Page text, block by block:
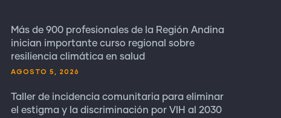
Más de 900 profesionales de la Región Andina
inician importante curso regional sobre
resiliencia climática en salud
AGOSTO 5, 2026
Taller de incidencia comunitaria para eliminar
el estigma y la discriminación por VIH al 2030